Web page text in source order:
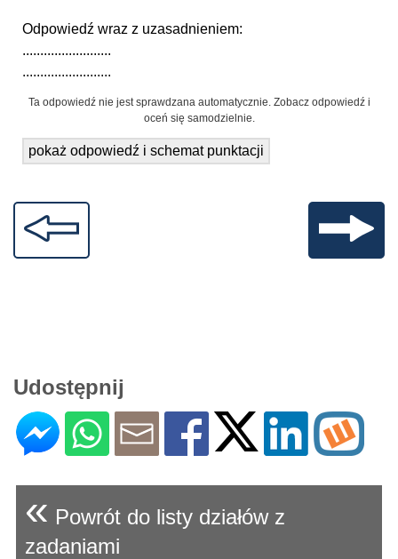
Odpowiedź wraz z uzasadnieniem:
.........................
.........................
Ta odpowiedź nie jest sprawdzana automatycznie. Zobacz odpowiedź i
oceń się samodzielnie.
pokaż odpowiedź i schemat punktacji
Udostępnij
« Powrót do listy działów z
zadaniami